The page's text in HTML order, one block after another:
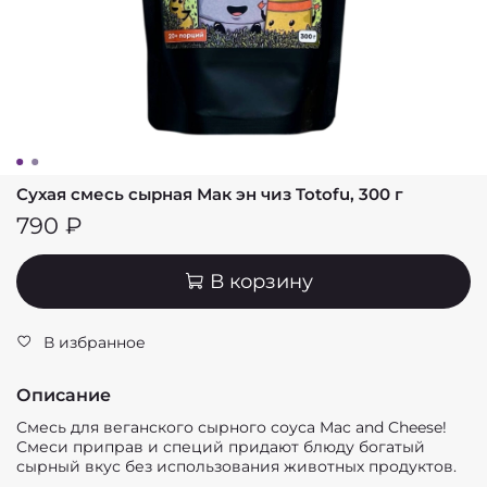
Сухая смесь сырная Мак эн чиз Totofu, 300 г
790 ₽
В корзину
В избранное
Описание
Смесь для веганского сырного соуса Mac and Cheese!
Смеси приправ и специй придают блюду богатый
сырный вкус без использования животных продуктов.